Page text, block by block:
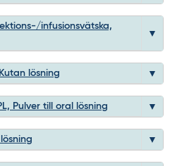
infusionsvätska,
lösning
Pulver till oral lösning